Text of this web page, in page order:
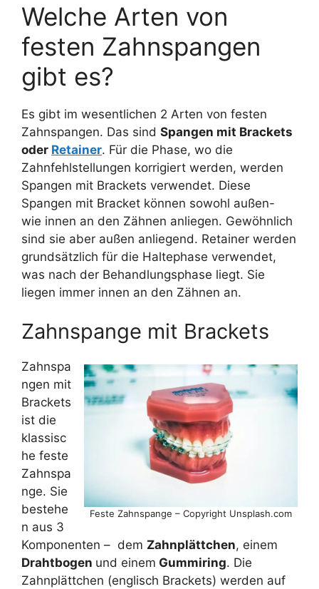
Welche Arten von
festen Zahnspangen
gibt es?
Es gibt im wesentlichen 2 Arten von festen
Zahnspangen. Das sind Spangen mit Brackets
oder Retainer. Für die Phase, wo die
Zahnfehlstellungen korrigiert werden, werden
Spangen mit Brackets verwendet. Diese
Spangen mit Bracket können sowohl außen-
wie innen an den Zähnen anliegen. Gewöhnlich
sind sie aber außen anliegend. Retainer werden
grundsätzlich für die Haltephase verwendet,
was nach der Behandlungsphase liegt. Sie
liegen immer innen an den Zähnen an.
Zahnspange mit Brackets
Feste Zahnspange – Copyright Unsplash.com
Zahnspa
ngen mit
Brackets
ist die
klassisc
he feste
Zahnspa
nge. Sie
bestehe
n aus 3
Komponenten – dem Zahnplättchen, einem
Drahtbogen und einem Gummiring. Die
Zahnplättchen (englisch Brackets) werden auf